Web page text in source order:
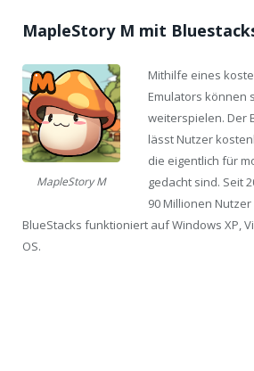
MapleStory M mit
MapleStory M
Mithilfe eines
Emulators können
weiterspielen. Der
lässt Nutzer
die eigentlich für
gedacht sind. Seit
90 Millionen
BlueStacks funktioniert auf Windows XP,
OS.